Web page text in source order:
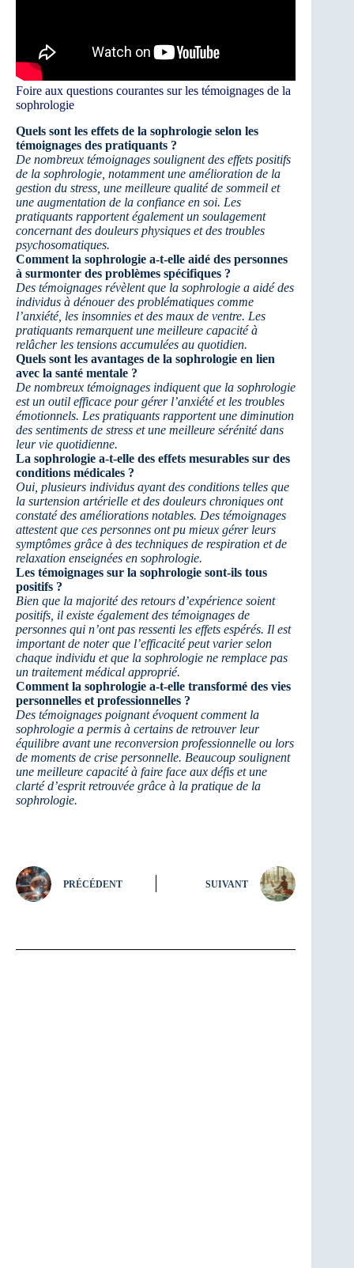
Foire aux questions courantes sur les témoignages de la
sophrologie
Quels sont les effets de la sophrologie selon les
témoignages des pratiquants ?
De nombreux témoignages soulignent des effets positifs
de la sophrologie, notamment une amélioration de la
gestion du stress, une meilleure qualité de sommeil et
une augmentation de la confiance en soi. Les
pratiquants rapportent également un soulagement
concernant des douleurs physiques et des troubles
psychosomatiques.
Comment la sophrologie a-t-elle aidé des personnes
à surmonter des problèmes spécifiques ?
Des témoignages révèlent que la sophrologie a aidé des
individus à dénouer des problématiques comme
l’anxiété, les insomnies et des maux de ventre. Les
pratiquants remarquent une meilleure capacité à
relâcher les tensions accumulées au quotidien.
Quels sont les avantages de la sophrologie en lien
avec la santé mentale ?
De nombreux témoignages indiquent que la sophrologie
est un outil efficace pour gérer l’anxiété et les troubles
émotionnels. Les pratiquants rapportent une diminution
des sentiments de stress et une meilleure sérénité dans
leur vie quotidienne.
La sophrologie a-t-elle des effets mesurables sur des
conditions médicales ?
Oui, plusieurs individus ayant des conditions telles que
la surtension artérielle et des douleurs chroniques ont
constaté des améliorations notables. Des témoignages
attestent que ces personnes ont pu mieux gérer leurs
symptômes grâce à des techniques de respiration et de
relaxation enseignées en sophrologie.
Les témoignages sur la sophrologie sont-ils tous
positifs ?
Bien que la majorité des retours d’expérience soient
positifs, il existe également des témoignages de
personnes qui n’ont pas ressenti les effets espérés. Il est
important de noter que l’efficacité peut varier selon
chaque individu et que la sophrologie ne remplace pas
un traitement médical approprié.
Comment la sophrologie a-t-elle transformé des vies
personnelles et professionnelles ?
Des témoignages poignant évoquent comment la
sophrologie a permis à certains de retrouver leur
équilibre avant une reconversion professionnelle ou lors
de moments de crise personnelle. Beaucoup soulignent
une meilleure capacité à faire face aux défis et une
clarté d’esprit retrouvée grâce à la pratique de la
sophrologie.
PRÉCÉDENT SUIVANT